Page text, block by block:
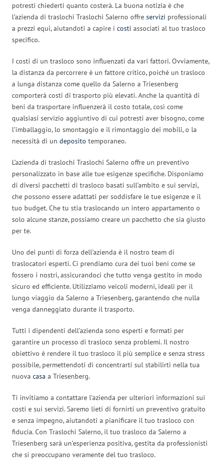
potresti chiederti quanto costerà. La buona notizia è che
l’azienda di traslochi Traslochi Salerno offre servizi professionali
a prezzi equi, aiutandoti a capire i costi associati al tuo trasloco
specifico.
I costi di un trasloco sono influenzati da vari fattori. Ovviamente,
la distanza da percorrere è un fattore critico, poiché un trasloco
a lunga distanza come quello da Salerno a Triesenberg
comporterà costi di trasporto più elevati. Anche la quantità di
beni da trasportare influenzerà il costo totale, così come
qualsiasi servizio aggiuntivo di cui potresti aver bisogno, come
l’imballaggio, lo smontaggio e il rimontaggio dei mobili, o la
necessità di un deposito temporaneo.
L’azienda di traslochi Traslochi Salerno offre un preventivo
personalizzato in base alle tue esigenze specifiche. Disponiamo
di diversi pacchetti di trasloco basati sull’ambito e sui servizi,
che possono essere adattati per soddisfare le tue esigenze e il
tuo budget. Che tu stia traslocando un intero appartamento o
solo alcune stanze, possiamo creare un pacchetto che sia giusto
per te.
Uno dei punti di forza dell’azienda è il nostro team di
traslocatori esperti. Ci prendiamo cura dei tuoi beni come se
fossero i nostri, assicurandoci che tutto venga gestito in modo
sicuro ed efficiente. Utilizziamo veicoli moderni, ideali per il
lungo viaggio da Salerno a Triesenberg, garantendo che nulla
venga danneggiato durante il trasporto.
Tutti i dipendenti dell’azienda sono esperti e formati per
garantire un processo di trasloco senza problemi. Il nostro
obiettivo è rendere il tuo trasloco il più semplice e senza stress
possibile, permettendoti di concentrarti sul stabilirti nella tua
nuova casa a Triesenberg.
Ti invitiamo a contattare l’azienda per ulteriori informazioni sui
costi e sui servizi. Saremo lieti di fornirti un preventivo gratuito
e senza impegno, aiutandoti a pianificare il tuo trasloco con
fiducia. Con Traslochi Salerno, il tuo trasloco da Salerno a
Triesenberg sarà un’esperienza positiva, gestita da professionisti
che si preoccupano veramente del tuo trasloco.